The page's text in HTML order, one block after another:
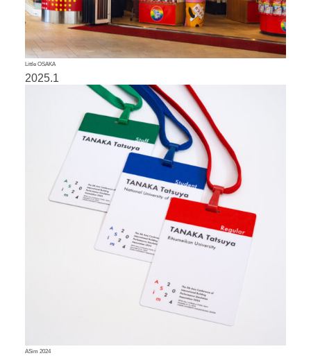
Little OSAKA
2025.1
ASim 2024